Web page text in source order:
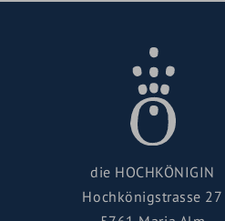
die HOCHKÖNIGIN
Hochkönigstrasse 27